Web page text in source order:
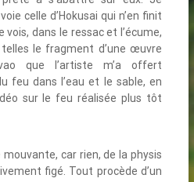
celle d’Hokusai qui n’en finit
vois, dans le ressac et l’écume,
le fragment d’une œuvre
que l’artiste m’a offert
feu dans l’eau et le sable, en
sur le feu réalisée plus tôt
car rien, de la physis
figé. Tout procède d’un